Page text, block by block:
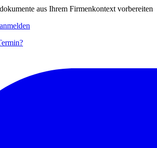
aus Ihrem Firmenkontext vorbereiten